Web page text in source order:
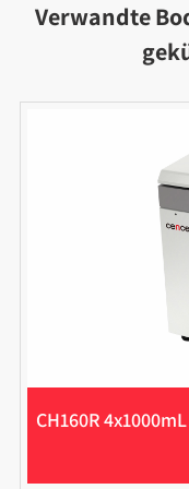
Verwandte
CH160R